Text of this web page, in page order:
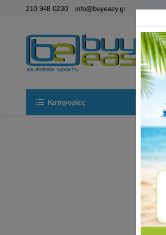
210 948 0230 info@buyeasy.gr
Κατηγορίες